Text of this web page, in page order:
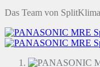
Das Team von